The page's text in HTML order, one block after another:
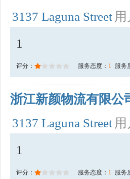
3137 Laguna Street
1
评分： 服务态度： 1 服务
浙江新颜物流有限公
3137 Laguna Street
1
评分： 服务态度： 1 服务